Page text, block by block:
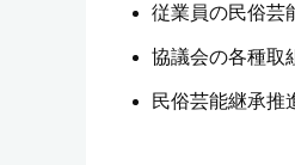
従業員の民俗芸
協議会の各種取
民俗芸能継承推